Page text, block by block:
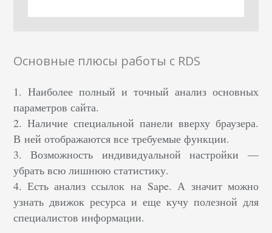
Основные плюсы работы с RDS
1. Наиболее полный и точный анализ основных
параметров сайта.
2. Наличие специальной панели вверху браузера.
В ней отображаются все требуемые функции.
3. Возможность индивидуальной настройки —
убрать всю лишнюю статистику.
4. Есть анализ ссылок на Sape. А значит можно
узнать движок ресурса и еще кучу полезной для
специалистов информации.